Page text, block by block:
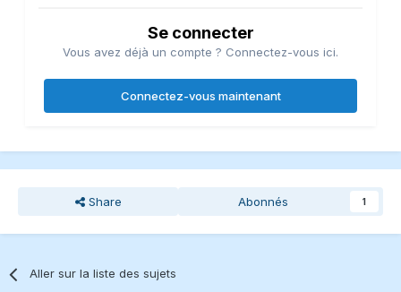
Se connecter
Vous avez déjà un compte ? Connectez-vous ici.
Connectez-vous maintenant
Share Abonnés 1
Aller sur la liste des sujets